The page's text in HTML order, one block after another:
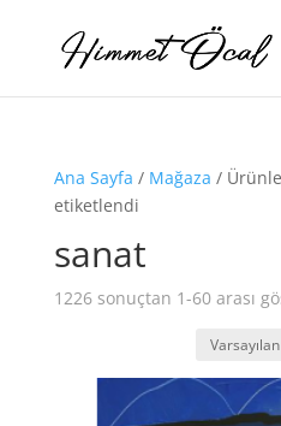
Ana Sayfa / Mağaza /
etiketlendi
sanat
1226 sonuçtan 1-60 arası